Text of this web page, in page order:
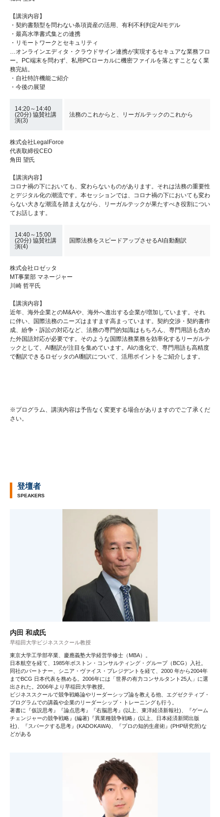
【講演内容】
・契約書類型を問わない条項資産の活用、有利不利判定AIモデル
・最高水準書式集との連携
・リモートワークとセキュリティ
…オンラインエディタ・クラウドサイン連携が実現するセキュアな業務フロ
ー。PC端末を問わず、私用PCローカルに機密ファイルを落とすことなく業
務完結。
・自社特許機能ご紹介
・今後の展望
14:20～14:40
(20分) 協賛社講
演(3)
法務のこれからと、リーガルテックのこれから
株式会社LegalForce
代表取締役CEO
角田 望氏
【講演内容】
コロナ禍の下においても、変わらないものがあります。それは法務の重要性
とデジタル化の潮流です。本セッションでは、コロナ禍の下においても変わ
らない大きな潮流を踏まえながら、リーガルテックが果たすべき役割につい
てお話します。
14:40～15:00
(20分) 協賛社講
演(4)
国際法務をスピードアップさせるAI自動翻訳
株式会社ロゼッタ
MT事業部 マネージャー
川崎 哲平氏
【講演内容】
近年、海外企業とのM&Aや、海外へ進出する企業が増加しています。それ
に伴い、国際法務のニーズはますます高まっています。契約交渉・契約書作
成、紛争・訴訟の対応など、法務の専門的知識はもちろん、専門用語も含め
た外国語対応が必要です。そのような国際法務業務を効率化するリーガルテ
ックとして、AI翻訳が注目を集めています。AIの進化で、専門用語も高精度
で翻訳できるロゼッタのAI翻訳について、活用ポイントをご紹介します。
※プログラム、講演内容は予告なく変更する場合がありますのでご了承くだ
さい。
登壇者
SPEAKERS
内田 和成氏
早稲田大学ビジネススクール教授
東京大学工学部卒業、慶應義塾大学経営学修士（MBA）。
日本航空を経て、1985年ボストン・コンサルティング・グループ（BCG）入社。
同社のパートナー、シニア・ヴァイス・プレジデントを経て、2000 年から2004年
までBCG 日本代表を務める。2006年には「世界の有力コンサルタント25人」に選
出された。2006年より早稲田大学教授。
ビジネススクールで競争戦略論やリーダーシップ論を教える他、エグゼクティブ・
プログラムでの講義や企業のリーダーシップ・トレーニングも行う。
著書に『仮説思考』『論点思考』『右脳思考』(以上、東洋経済新報社)、『ゲーム
チェンジャーの競争戦略』(編著)『異業種競争戦略』(以上、日本経済新聞出版
社)、『スパークする思考』(KADOKAWA)、『プロの知的生産術』(PHP研究所)な
どがある